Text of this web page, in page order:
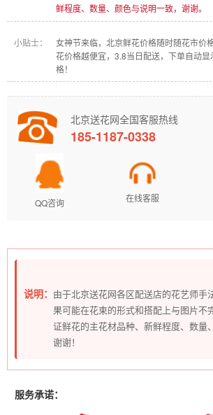
鲜程度、数量、颜色与说明一致，谢谢。
小贴士：
女神节来临，北京鲜花价格随时随花市价
花价格越便宜，3.8当日配送，下单自动
格！
北京送花网全国客服热线
185-1187-0338
QQ咨询 在线客服
说明： 由于北京送花网各区配送店的花艺师手
果可能在花束的形式和搭配上与图片不
证鲜花的主花材品种、新鲜程度、数量
谢谢！
服务承诺：